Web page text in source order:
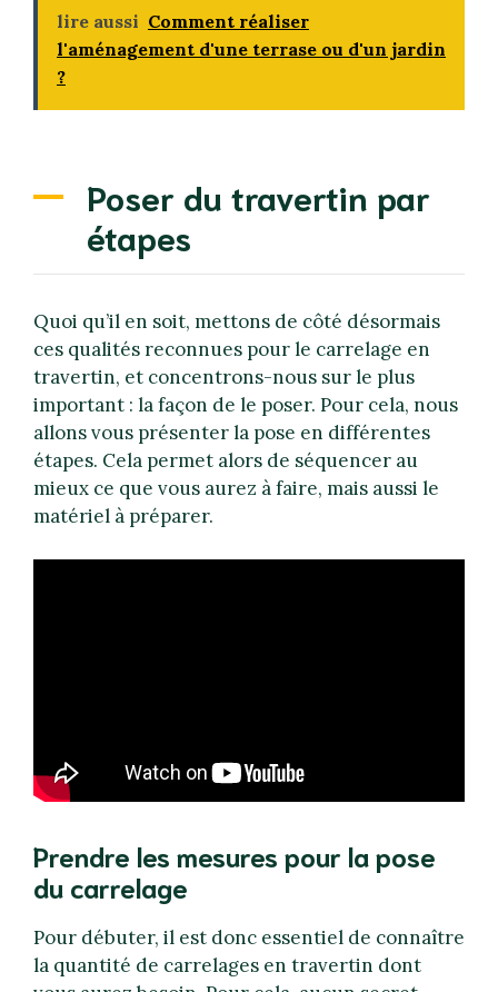
lire aussi Comment réaliser
l'aménagement d'une terrase ou d'un jardin
?
Poser du travertin par
étapes
Quoi qu’il en soit, mettons de côté désormais
ces qualités reconnues pour le carrelage en
travertin, et concentrons-nous sur le plus
important : la façon de le poser. Pour cela, nous
allons vous présenter la pose en différentes
étapes. Cela permet alors de séquencer au
mieux ce que vous aurez à faire, mais aussi le
matériel à préparer.
Prendre les mesures pour la pose
du carrelage
Pour débuter, il est donc essentiel de connaître
la quantité de carrelages en travertin dont